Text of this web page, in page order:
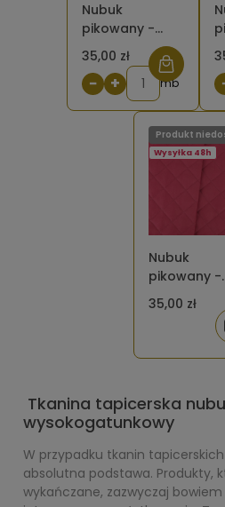
Nubuk
pikowany -
kropki navy
blue
35,00 zł
− + mb
Nubuk
pikowany -
kwadrat
burgund
35,00 zł
Wysyłka 48h
Produkt
Tkanina tapicerska
wysokogatunkowy
W przypadku tkanin
absolutna podstawa. Produkty,
wykańczane, zazwyczaj